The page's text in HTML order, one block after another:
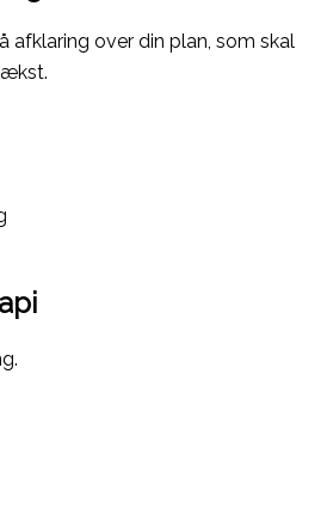
afklaring over din plan, som skal